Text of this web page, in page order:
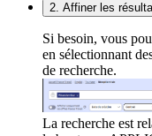
2. Affiner les
Si besoin, vous
en sélectionnant
de recherche.
La recherche est